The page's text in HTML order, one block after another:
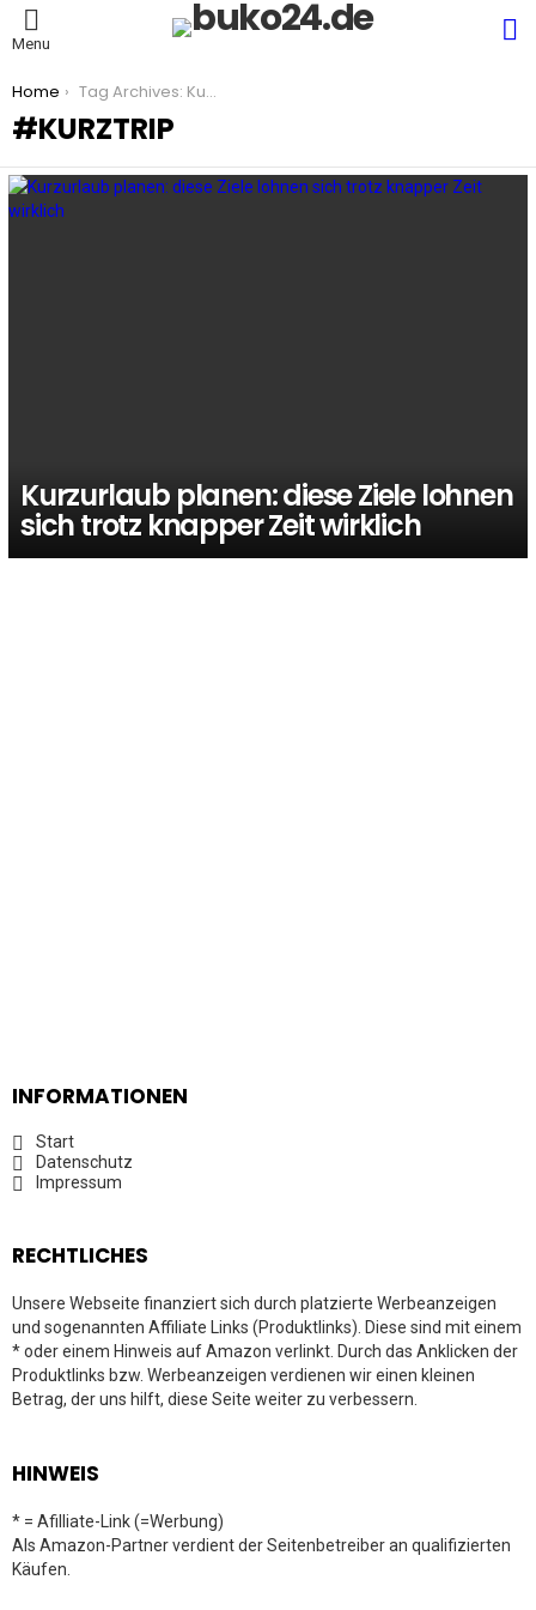
Menu
You are here:
Home Tag Archives: Kurztrip
KURZTRIP
LATEST
Kurzurlaub planen: diese Ziele lohnen
sich trotz knapper Zeit wirklich
INFORMATIONEN
Start
Datenschutz
Impressum
RECHTLICHES
Unsere Webseite finanziert sich durch platzierte Werbeanzeigen
und sogenannten Affiliate Links (Produktlinks). Diese sind mit einem
* oder einem Hinweis auf Amazon verlinkt. Durch das Anklicken der
Produktlinks bzw. Werbeanzeigen verdienen wir einen kleinen
Betrag, der uns hilft, diese Seite weiter zu verbessern.
HINWEIS
* = Afilliate-Link (=Werbung)
Als Amazon-Partner verdient der Seitenbetreiber an qualifizierten
Käufen.